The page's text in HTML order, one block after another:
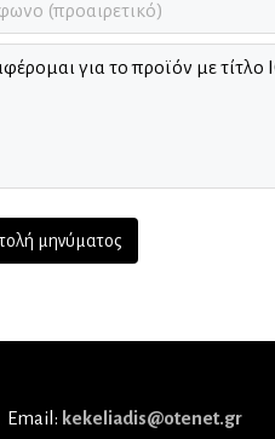
Email: kekeliadis@otenet.gr